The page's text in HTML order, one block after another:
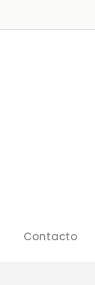
Contacto